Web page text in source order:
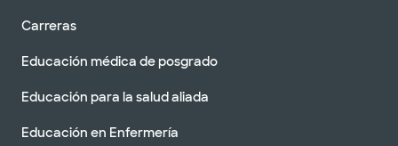
Carreras
Educación médica de posgrado
Educación para la salud aliada
Educación en Enfermería